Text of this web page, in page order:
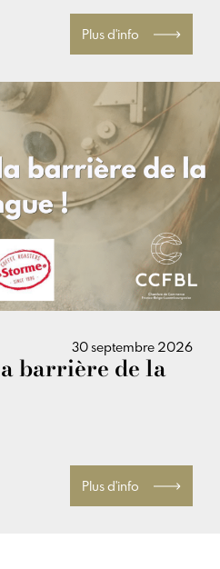
Plus d'info
30 septembre 2026
barrière de la
Plus d'info